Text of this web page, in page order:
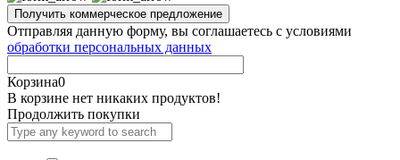
Отправляя данную форму, вы соглашаетесь с условиями
обработки персональных данных
Корзина0
В корзине нет никаких продуктов!
Продолжить покупки